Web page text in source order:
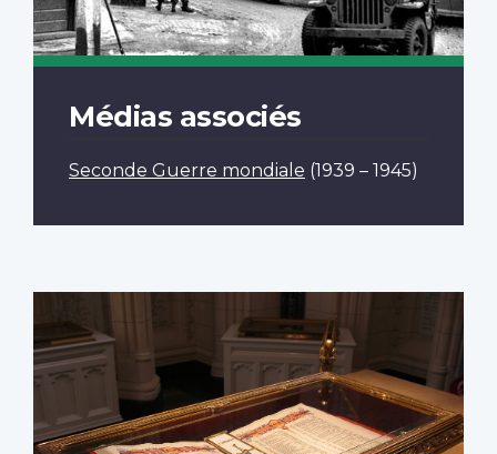
Médias associés
Seconde Guerre mondiale (1939 – 1945)